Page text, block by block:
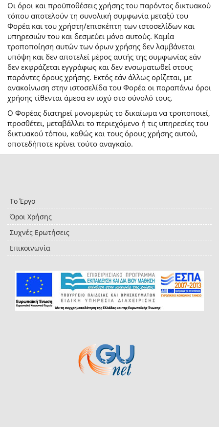
Οι όροι και προϋποθέσεις χρήσης του παρόντος δικτυακού
τόπου αποτελούν τη συνολική συμφωνία μεταξύ του
Φορέα και του χρήστη/επισκέπτη των ιστοσελίδων και
υπηρεσιών του και δεσμεύει μόνο αυτούς. Καμία
τροποποίηση αυτών των όρων χρήσης δεν λαμβάνεται
υπόψη και δεν αποτελεί μέρος αυτής της συμφωνίας εάν
δεν εκφράζεται εγγράφως και δεν ενσωματωθεί στους
παρόντες όρους χρήσης. Εκτός εάν άλλως ορίζεται, με
ανακοίνωση στην ιστοσελίδα του Φορέα οι παραπάνω όροι
χρήσης τίθενται άμεσα εν ισχύ στο σύνολό τους.
Ο Φορέας διατηρεί μονομερώς το δικαίωμα να τροποποιεί,
προσθέτει, μεταβάλλει το περιεχόμενο ή τις υπηρεσίες του
δικτυακού τόπου, καθώς και τους όρους χρήσης αυτού,
οποτεδήποτε κρίνει τούτο αναγκαίο.
Το Έργο
Όροι Χρήσης
Συχνές Ερωτήσεις
Επικοινωνία